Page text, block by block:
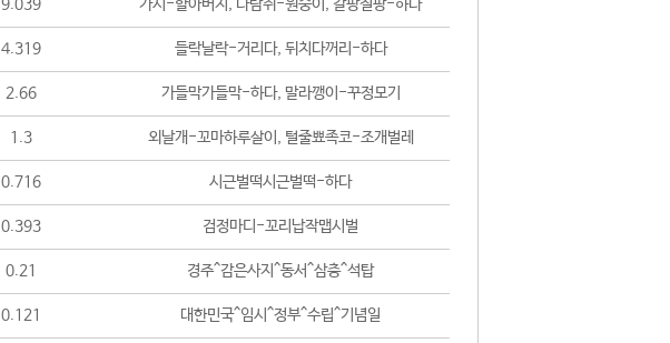
9.039 가시-할아버지, 다람쥐-원숭이, 갈팡질팡-하다
4.319 들락날락-거리다, 뒤치다꺼리-하다
2.66 가들막가들막-하다, 말라깽이-꾸정모기
1.3 외날개-꼬마하루살이, 털줄뾰족코-조개벌레
0.716 시근벌떡시근벌떡-하다
0.393 검정마디-꼬리납작맵시벌
0.21 경주^감은사지^동서^삼층^석탑
0.121 대한민국^임시^정부^수립^기념일